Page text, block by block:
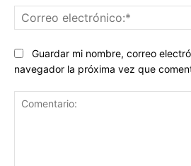
Guardar mi nombre, correo
navegador la próxima vez que